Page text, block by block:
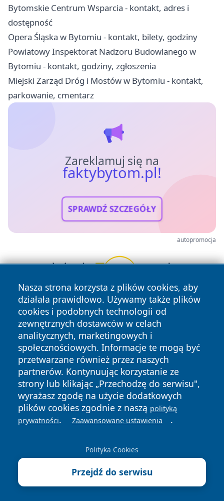
Bytomskie Centrum Wsparcia - kontakt, adres i
dostępność
Opera Śląska w Bytomiu - kontakt, bilety, godziny
Powiatowy Inspektorat Nadzoru Budowlanego w
Bytomiu - kontakt, godziny, zgłoszenia
Miejski Zarząd Dróg i Mostów w Bytomiu - kontakt,
parkowanie, cmentarz
Zareklamuj się na
faktybytom.pl!
SPRAWDŹ SZCZEGÓŁY
autopromocja
Nasza strona korzysta z plików cookies, aby
działała prawidłowo. Używamy także plików
cookies i podobnych technologii od
zewnętrznych dostawców w celach
analitycznych, marketingowych i
społecznościowych. Informacje te mogą być
przetwarzane również przez naszych
partnerów. Kontynuując korzystanie ze
strony lub klikając „Przechodzę do serwisu",
wyrażasz zgodę na użycie dodatkowych
plików cookies zgodnie z naszą polityką
prywatności. Zaawansowane ustawienia .
Polityka Cookies
Przejdź do serwisu
Copyright © 2026 faktybytom.pl Wszystkie prawa zastrzeżone.
News Autorzy
Polityka
Prywatności
Polityka
Cookies